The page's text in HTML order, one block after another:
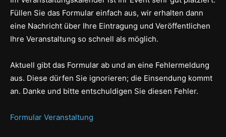
Füllen Sie das Formular einfach aus, wir erhalten dann
eine Nachricht über Ihre Eintragung und Veröffentlichen
Ihre Veranstaltung so schnell als möglich.
Aktuell gibt das Formular ab und an eine Fehlermeldung
aus. Diese dürfen Sie ignorieren; die Einsendung kommt
an. Danke und bitte entschuldigen Sie diesen Fehler.
Formular Veranstaltung